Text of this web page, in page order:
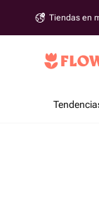
Tiendas en